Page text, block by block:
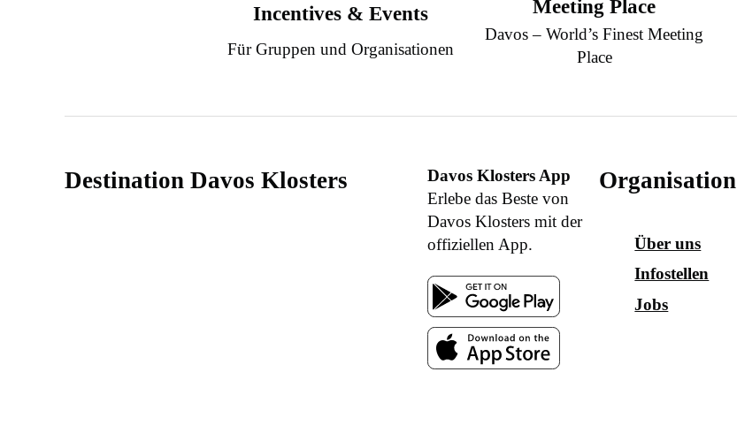
Incentives & Events
Für Gruppen und Organisationen
Meeting Place
Davos – World’s Finest Meeting
Place
Destination Davos Klosters
Davos Klosters App
Erlebe das Beste von
Davos Klosters mit der
offiziellen App.
Organisation
Über uns
Infostellen
Jobs